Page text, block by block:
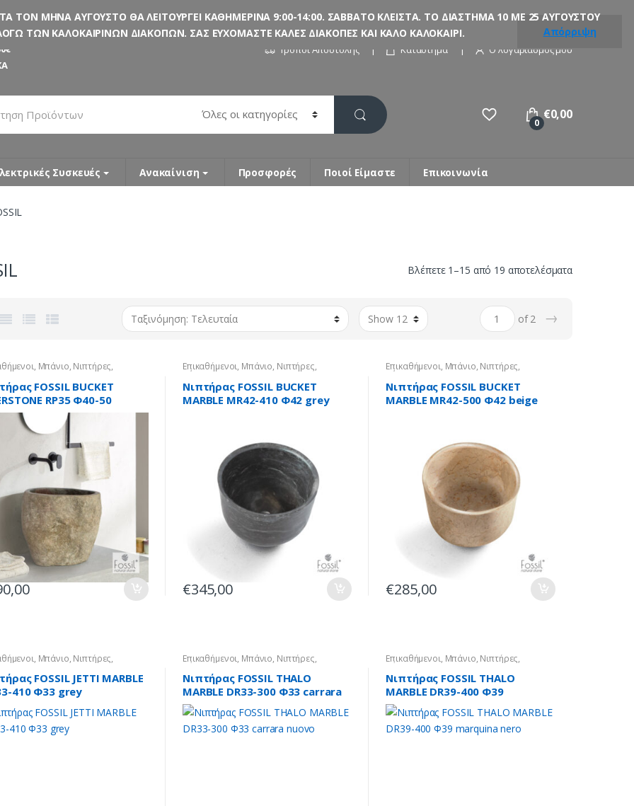
Τρόποι Αποστολής Κατάστημα Ο λογαριασμός μου
0
€0,00
Συσκευές Ανακαίνιση Προσφορές Ποιοί Είμαστε Επικοινωνία
Βλέπετε 1–15 από 19 αποτελέσματαSorted
of 2
→
, Μπάνιο, Νιπτήρες,
FOSSIL BUCKET
RP35 Φ40-50
Επικαθήμενοι, Μπάνιο, Νιπτήρες,
Πέτρινοι
Νιπτήρας FOSSIL BUCKET
MARBLE MR42-410 Φ42 grey
€345,00
Επικαθήμενοι, Μπάνιο, Νιπτήρες,
Πέτρινοι
Νιπτήρας FOSSIL BUCKET
MARBLE MR42-500 Φ42 beige
€285,00
, Μπάνιο, Νιπτήρες,
FOSSIL JETTI MARBLE
410 Φ33 grey
Επικαθήμενοι, Μπάνιο, Νιπτήρες,
Πέτρινοι
Νιπτήρας FOSSIL THALO
MARBLE DR33-300 Φ33 carrara
nuovo
Επικαθήμενοι, Μπάνιο, Νιπτήρες,
Πέτρινοι
Νιπτήρας FOSSIL THALO
MARBLE DR39-400 Φ39
marquina nero
ΜΗΝΑ ΑΥΓΟΥΣΤΟ ΘΑ ΛΕΙΤΟΥΡΓΕΙ ΚΑΘΗΜΕΡΙΝΑ 9:00-14:00. ΣΑΒΒΑΤΟ ΚΛΕΙΣΤΑ. ΤΟ ΔΙΑΣΤΗΜΑ 10 ΜΕ 25 ΑΥΓΟΥΣΤΟΥ
ΤΩΝ ΚΑΛΟΚΑΙΡΙΝΩΝ ΔΙΑΚΟΠΩΝ. ΣΑΣ ΕΥΧΟΜΑΣΤΕ ΚΑΛΕΣ ΔΙΑΚΟΠΕΣ ΚΑΙ ΚΑΛΟ ΚΑΛΟΚΑΙΡΙ.
Απόρριψη